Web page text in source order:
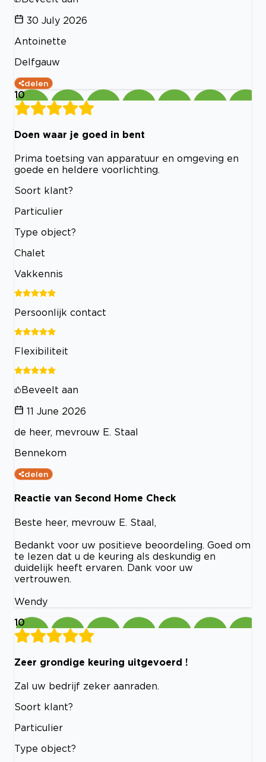
30 July 2026
Antoinette
Delfgauw
delen
10
Doen waar je goed in bent
Prima toetsing van apparatuur en omgeving en
goede en heldere voorlichting.
Soort klant?
Particulier
Type object?
Chalet
Vakkennis
Persoonlijk contact
Flexibiliteit
Beveelt aan
11 June 2026
de heer, mevrouw E. Staal
Bennekom
delen
Reactie van Second Home Check
Beste heer, mevrouw E. Staal,
Bedankt voor uw positieve beoordeling. Goed om
te lezen dat u de keuring als deskundig en
duidelijk heeft ervaren. Dank voor uw
vertrouwen.
Wendy
10
Zeer grondige keuring uitgevoerd !
Zal uw bedrijf zeker aanraden.
Soort klant?
Particulier
Type object?